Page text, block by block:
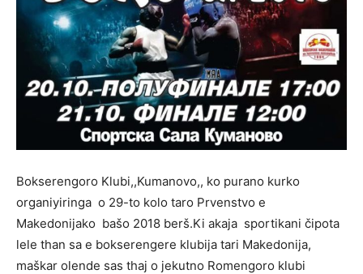
Bokserengoro Klubi,,Kumanovo,, ko purano kurko
organiyiringa o 29-to kolo taro Prvenstvo e
Makedonijako bašo 2018 berš.Ki akaja sportikani čipota
lele than sa e bokserengere klubija tari Makedonija,
maškar olende sas thaj o jekutno Romengoro klubi